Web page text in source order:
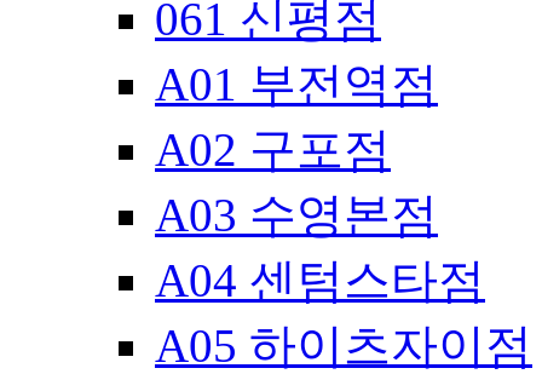
061 신평점
A01 부전역점
A02 구포점
A03 수영본점
A04 센텀스타점
A05 하이츠자이점